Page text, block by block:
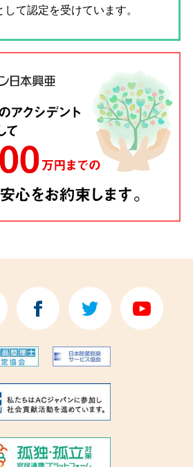
て認定を受けています。